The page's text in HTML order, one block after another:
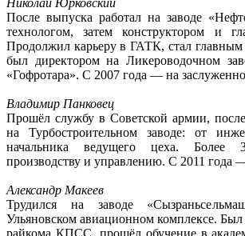
Николай Юрковский
После выпуска работал на заводе
технологом, затем конструктором и
Продолжил карьеру в ГАТК, стал
был директором на Ликероводочном
«Гофротара». С 2007 года — на
Владимир Панковец
Прошёл службу в Советской армии,
на Турбостроительном заводе: от
начальника ведущего цеха. Более
производству и управлению. С 2011 года
Александр Макеев
Трудился на заводе
Ульяновском авиационном комплексе.
райкома КПСС, прошёл обучение в